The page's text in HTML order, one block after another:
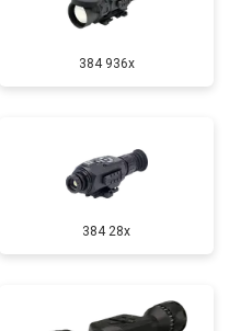
384 936x
384 28x